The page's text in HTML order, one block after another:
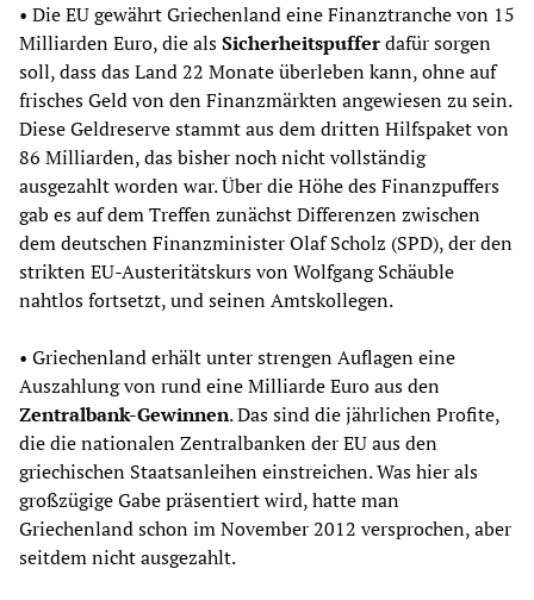
• Die EU gewährt Griechenland eine Finanztranche von 15
Milliarden Euro, die alsSicherheitspufferdafür sorgen
soll, dass das Land 22 Monate überleben kann, ohne auf
frisches Geld von den Finanzmärkten angewiesen zu sein.
Diese Geldreserve stammt aus dem dritten Hilfspaket von
86 Milliarden, das bisher noch nicht vollständig
ausgezahlt worden war. Über die Höhe des Finanzpuffers
gab es auf dem Treffen zunächst Differenzen zwischen
dem deutschen Finanzminister Olaf Scholz (SPD), der den
strikten EU-Austeritätskurs von Wolfgang Schäuble
nahtlos fortsetzt, und seinen Amtskollegen.
• Griechenland erhält unter strengen Auflagen eine
Auszahlung von rund eine Milliarde Euro aus den
Zentralbank-Gewinnen. Das sind die jährlichen Profite,
die die nationalen Zentralbanken der EU aus den
griechischen Staatsanleihen einstreichen. Was hier als
großzügige Gabe präsentiert wird, hatte man
Griechenland schon im November 2012 versprochen, aber
seitdem nicht ausgezahlt.